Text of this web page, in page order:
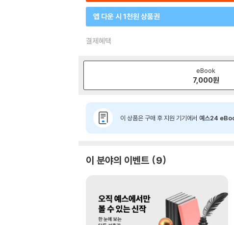
앱 다운 시 1천원 상품권
결제혜택
eBook
7,000원
이 상품은 구매 후 지원 기기에서 예스24
이 분야의 이벤트 9